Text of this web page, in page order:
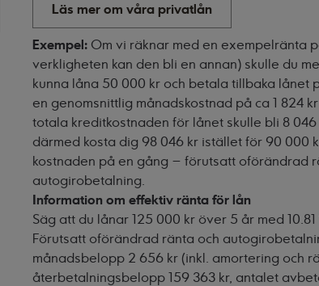
Läs mer om våra privatlån
Exempel: Om vi räknar med en exempelränta
verkligheten kan den bli en annan) skulle du
kunna låna 50 000 kr och betala tillbaka lånet
en genomsnittlig månadskostnad på ca 1 824
totala kreditkostnaden för lånet skulle bli 8 046
därmed kosta dig 98 046 kr istället för 90 000
kostnaden på en gång – förutsatt oförändrad
autogirobetalning.
Information om effektiv ränta för lån
Säg att du lånar 125 000 kr över 5 år med
Förutsatt oförändrad ränta och
månadsbelopp 2 656 kr (inkl. amortering och
återbetalningsbelopp 159 363 kr, antalet